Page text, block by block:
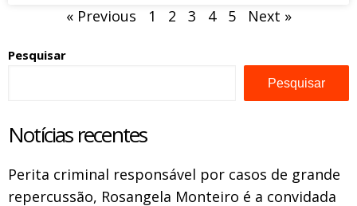
« Previous 1 2 3 4 5 Next »
Pesquisar
Pesquisar
Notícias recentes
Perita criminal responsável por casos de grande
repercussão, Rosangela Monteiro é a convidada